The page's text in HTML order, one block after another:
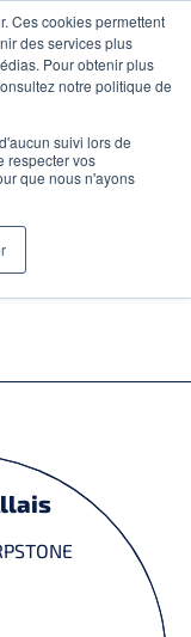
Ces cookies permettent
des services plus
Pour obtenir plus
notre politique de
suivi lors de
respecter vos
que nous n'ayons
CONTACT